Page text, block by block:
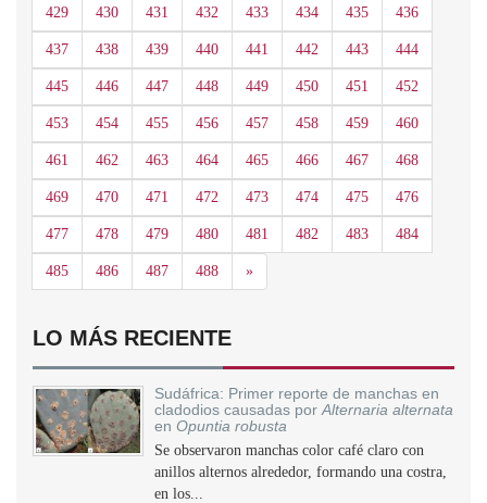
429 430 431 432 433 434 435 436
437 438 439 440 441 442 443 444
445 446 447 448 449 450 451 452
453 454 455 456 457 458 459 460
461 462 463 464 465 466 467 468
469 470 471 472 473 474 475 476
477 478 479 480 481 482 483 484
485 486 487 488 »Siguiente
LO MÁS RECIENTE
Sudáfrica: Primer reporte de manchas en
cladodios causadas por Alternaria alternata
en Opuntia robusta
Se observaron manchas color café claro con
anillos alternos alrededor, formando una costra,
en los...